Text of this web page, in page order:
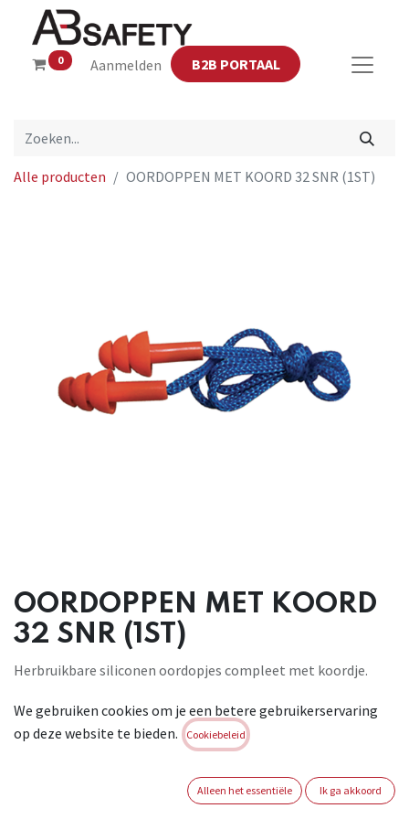
0 Aanmelden B2B PORTAAL
Alle producten OORDOPPEN MET KOORD 32 SNR (1ST)
OORDOPPEN MET KOORD
32 SNR (1ST)
Herbruikbare siliconen oordopjes compleet met koordje.
Conform : EN 352-2
Brand:
Login of registreer om verder te
We gebruiken cookies om je een betere gebruikerservaring
op deze website te bieden.
Cookiebeleid
Alleen het essentiële Ik ga akkoord